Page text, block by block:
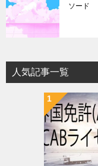
ソード
人気記事一覧